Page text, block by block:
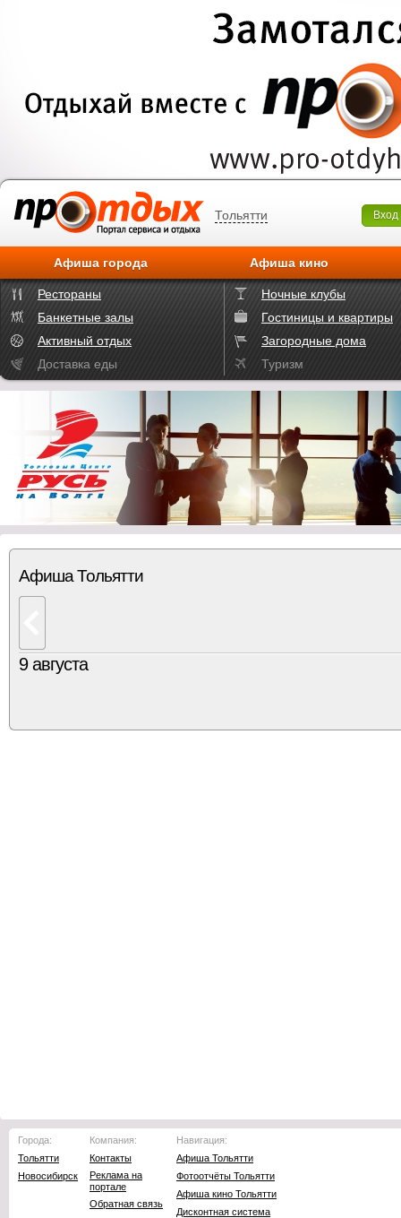
Тольятти Вход
Афиша города Афиша кино
Рестораны
Ночные клубы
Банкетные залы
Гостиницы и квартиры
Активный отдых
Загородные дома
Доставка еды
Туризм
Афиша Тольятти
9 августа
Города:
Тольятти
Новосибирск
Компания:
Контакты
Реклама на
портале
Обратная связь
Навигация:
Афиша Тольятти
Фотоотчёты Тольятти
Афиша кино Тольятти
Дисконтная система